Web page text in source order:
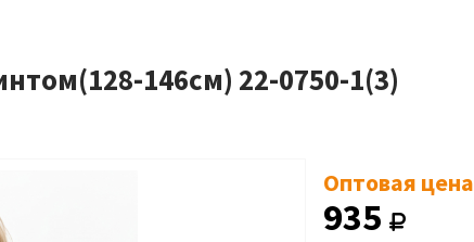
146см) 22-0750-1(3)
Оптовая цена
935